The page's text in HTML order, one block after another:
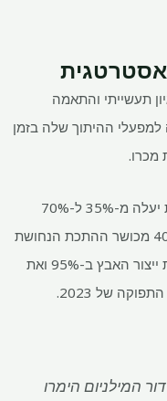
והתאמה
שלה בזמן
להערכת החברה, ייצור תרכיז אבץ ונחושת יעלה מ-35% ל-70%
שלה ומ-30% ל-40% מכושר ההתכת הנחושת
שלה. בסך הכל, העסקה צפויה להגביר את ייצור האבץ ב-95% ואת
הימרו